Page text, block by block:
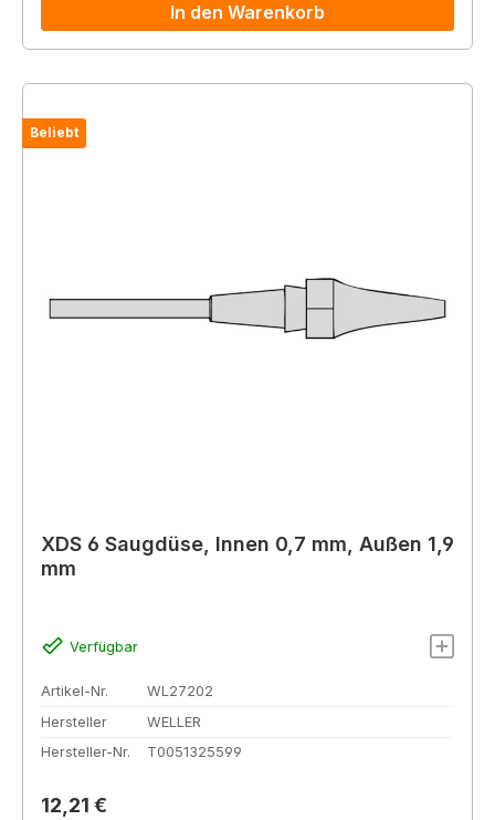
In den Warenkorb
Beliebt
XDS 6 Saugdüse, Innen 0,7 mm, Außen 1,9
mm
Verfügbar
Artikel-Nr.
WL27202
Hersteller
WELLER
Hersteller-Nr.
T0051325599
Regulärer Preis:
12,21 €